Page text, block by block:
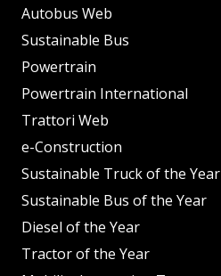
Autobus Web
Sustainable Bus
Powertrain
Powertrain International
Trattori Web
e-Construction
Sustainable Truck of the Year
Sustainable Bus of the Year
Diesel of the Year
Tractor of the Year